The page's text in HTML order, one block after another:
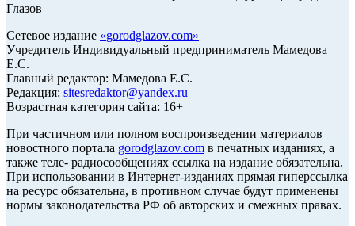
Глазов
Сетевое издание «gorodglazov.com»
Учредитель Индивидуальный предприниматель Мамедова
Е.С.
Главный редактор: Мамедова Е.С.
Редакция: sitesredaktor@yandex.ru
Возрастная категория сайта: 16+
При частичном или полном воспроизведении материалов
новостного портала gorodglazov.com в печатных изданиях, а
также теле- радиосообщениях ссылка на издание обязательна.
При использовании в Интернет-изданиях прямая гиперссылка
на ресурс обязательна, в противном случае будут применены
нормы законодательства РФ об авторских и смежных правах.